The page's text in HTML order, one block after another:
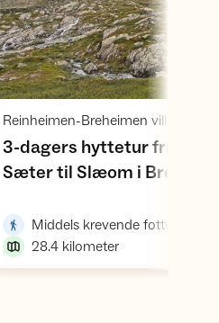
,
Vis turforslag
3-dagers hyttetur fra Sota
Sæter til Slæom i
Middels krevende fottur
28.4 kilometer